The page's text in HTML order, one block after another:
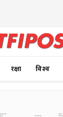
रक्षा विश्व